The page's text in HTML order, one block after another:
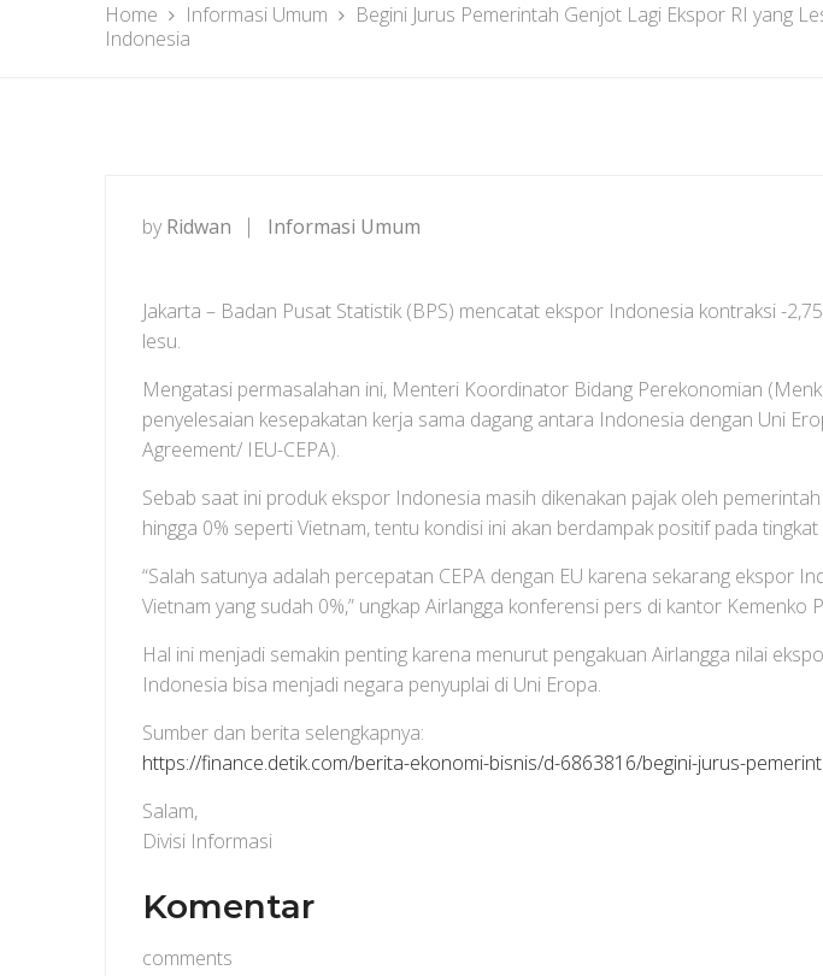
Home Informasi Umum
Begini Jurus Pemerintah Genjot Lagi Ekspor RI yang
Indonesia
by Ridwan Informasi Umum
Jakarta – Badan Pusat Statistik (BPS) mencatat ekspor Indonesia kontraksi -
lesu.
Mengatasi permasalahan ini, Menteri Koordinator Bidang Perekonomian
penyelesaian kesepakatan kerja sama dagang antara Indonesia dengan Uni
Agreement/ IEU-CEPA).
Sebab saat ini produk ekspor Indonesia masih dikenakan pajak oleh
hingga 0% seperti Vietnam, tentu kondisi ini akan berdampak positif pada
“Salah satunya adalah percepatan CEPA dengan EU karena sekarang ekspor
Vietnam yang sudah 0%,” ungkap Airlangga konferensi pers di kantor Kemenko
Hal ini menjadi semakin penting karena menurut pengakuan Airlangga nilai
Indonesia bisa menjadi negara penyuplai di Uni Eropa.
Sumber dan berita selengkapnya:
https://finance.detik.com/berita-ekonomi-bisnis/d-6863816/begini-jurus-
Salam,
Divisi Informasi
Komentar
comments